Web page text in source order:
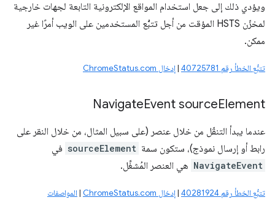
ويؤدي ذلك إلى جعل استخدام المواقع الإلكترونية التابعة لجهات خارجية
لمخزّن HSTS المؤقت من أجل تتبُّع المستخدمين على الويب أمرًا غير
ممكن.
تتبُّع الخطأ رقم 40725781 |إدخال ChromeStatus.com
NavigateEvent sourceElement
عندما يبدأ التنقّل من خلال عنصر (على سبيل المثال، من خلال النقر على
رابط أو إرسال نموذج)، ستكون سمة sourceElement في
NavigateEvent هي العنصر المُشغِّل.
تتبُّع الخطأ رقم 40281924 |إدخال ChromeStatus.com |المواصفات